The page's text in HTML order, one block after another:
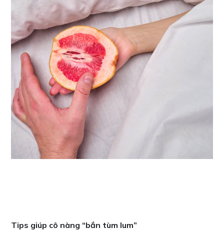
Tips giúp cô nàng “bắn tùm lum”